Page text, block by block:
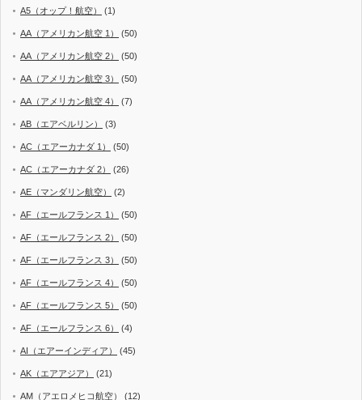
A5（オップ！航空） (1)
AA（アメリカン航空 1） (50)
AA（アメリカン航空 2） (50)
AA（アメリカン航空 3） (50)
AA（アメリカン航空 4） (7)
AB（エアベルリン） (3)
AC（エアーカナダ 1） (50)
AC（エアーカナダ 2） (26)
AE（マンダリン航空） (2)
AF（エールフランス 1） (50)
AF（エールフランス 2） (50)
AF（エールフランス 3） (50)
AF（エールフランス 4） (50)
AF（エールフランス 5） (50)
AF（エールフランス 6） (4)
AI（エアーインディア） (45)
AK（エアアジア） (21)
AM（アエロメヒコ航空） (12)